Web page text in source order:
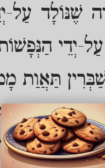
שֶׁנּוֹלָד עַל-
יְדֵי
תַּאֲוַת
הַדַּעַת,
קֻדְשָׁא